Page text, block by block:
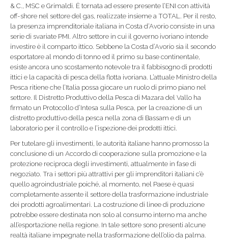
& C., MSC e Grimaldi. È tornata ad essere presente l’ENI con attività
off-shore nel settore del gas, realizzate insieme a TOTAL. Per il resto,
la presenza imprenditoriale italiana in Costa d’Avorio consiste in una
serie di svariate PMI. Altro settore in cui il governo ivoriano intende
investire è il comparto ittico. Sebbene la Costa d’Avorio sia il secondo
esportatore al mondo di tonno ed il primo su base continentale,
esiste ancora uno scostamento notevole tra il fabbisogno di prodotti
ittici e la capacità di pesca della flotta ivoriana. L’attuale Ministro della
Pesca ritiene che l’Italia possa giocare un ruolo di primo piano nel
settore. Il Distretto Produttivo della Pesca di Mazara del Vallo ha
firmato un Protocollo d’Intesa sulla Pesca, per la creazione di un
distretto produttivo della pesca nella zona di Bassam e di un
laboratorio per il controllo e l’ispezione dei prodotti ittici.
Per tutelare gli investimenti, le autorità italiane hanno promosso la
conclusione di un Accordo di cooperazione sulla promozione e la
protezione reciproca degli investimenti, attualmente in fase di
negoziato. Tra i settori più attrattivi per gli imprenditori italiani c’è
quello agroindustriale poiché, al momento, nel Paese è quasi
completamente assente il settore della trasformazione industriale
dei prodotti agroalimentari. La costruzione di linee di produzione
potrebbe essere destinata non solo al consumo interno ma anche
all’esportazione nella regione. In tale settore sono presenti alcune
realtà italiane impegnate nella trasformazione dell’olio da palma.